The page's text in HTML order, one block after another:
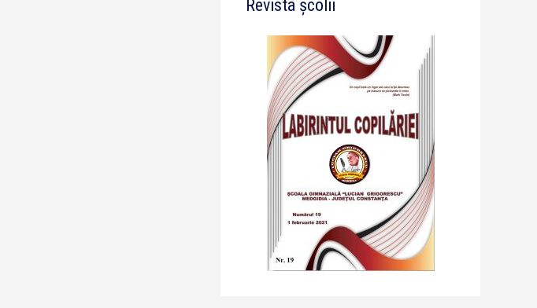
Revista școlii